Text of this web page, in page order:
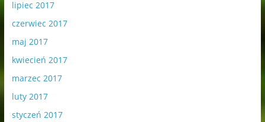
lipiec 2017
czerwiec 2017
maj 2017
kwiecień 2017
marzec 2017
luty 2017
styczeń 2017